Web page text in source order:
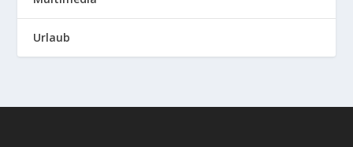
Urlaub